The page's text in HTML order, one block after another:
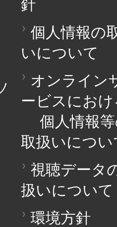
針
個人情報の
いについて
オンライン
ービスにお
個人情報
取扱いについ
視聴データ
扱いについて
環境方針